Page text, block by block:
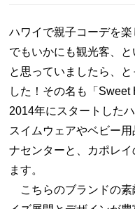
ハワイで親子コーデを楽
でもいかにも観光客、と
と思っていましたら、
した！その名も「Sweet
2014年にスタートした
スイムウェアやベビー
ナセンターと、カポレ
ます。
こちらのブランドの素